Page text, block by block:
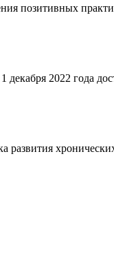
позитивных
1 декабря 2022